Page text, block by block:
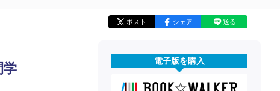
ポスト シェア 送る
学 電子版を購入